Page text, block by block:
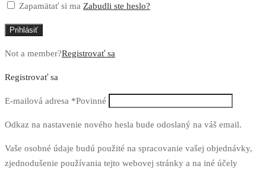
Zapamätať si ma Zabudli ste heslo?
Prihlásiť
Not a member?Registrovať sa
Registrovať sa
E-mailová adresa *Povinné
Odkaz na nastavenie nového hesla bude odoslaný na váš email.
Vaše osobné údaje budú použité na spracovanie vašej objednávky,
zjednodušenie používania tejto webovej stránky a na iné účely